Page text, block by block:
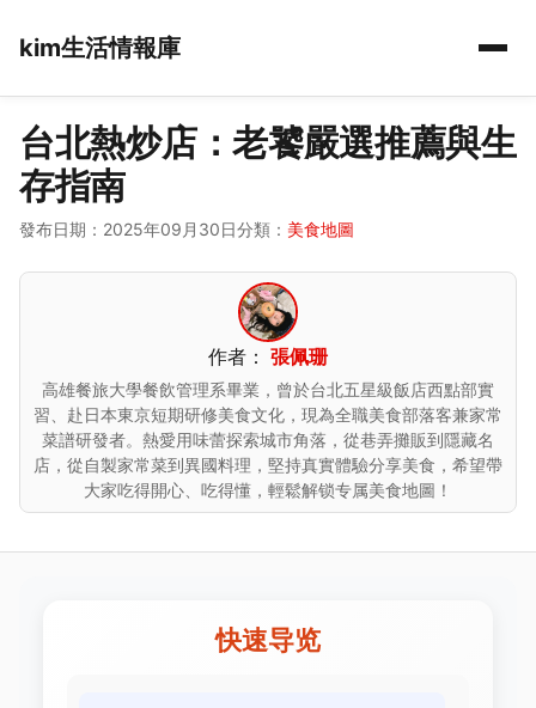
kim生活情報庫
台北熱炒店：老饕嚴選推薦與生
存指南
發布日期：2025年09月30日分類： 美食地圖
作者： 張佩珊
高雄餐旅大學餐飲管理系畢業，曾於台北五星級飯店西點部實
習、赴日本東京短期研修美食文化，現為全職美食部落客兼家常
菜譜研發者。熱愛用味蕾探索城市角落，從巷弄攤販到隱藏名
店，從自製家常菜到異國料理，堅持真實體驗分享美食，希望帶
大家吃得開心、吃得懂，輕鬆解锁专属美食地圖！
快速导览